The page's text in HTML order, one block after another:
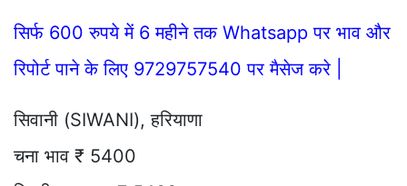
सिर्फ 600 रुपये में 6 महीने तक Whatsapp पर भाव और
रिपोर्ट पाने के लिए 9729757540 पर मैसेज करे |
सिवानी (SIWANI), हरियाणा
चना भाव ₹ 5400